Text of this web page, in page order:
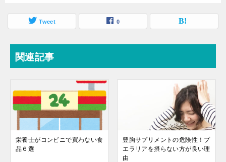
Tweet 0
関連記事
栄養士がコンビニで買わない食
品６選
豊胸サプリメントの危険性！プ
エラリアを摂らない方が良い理
由